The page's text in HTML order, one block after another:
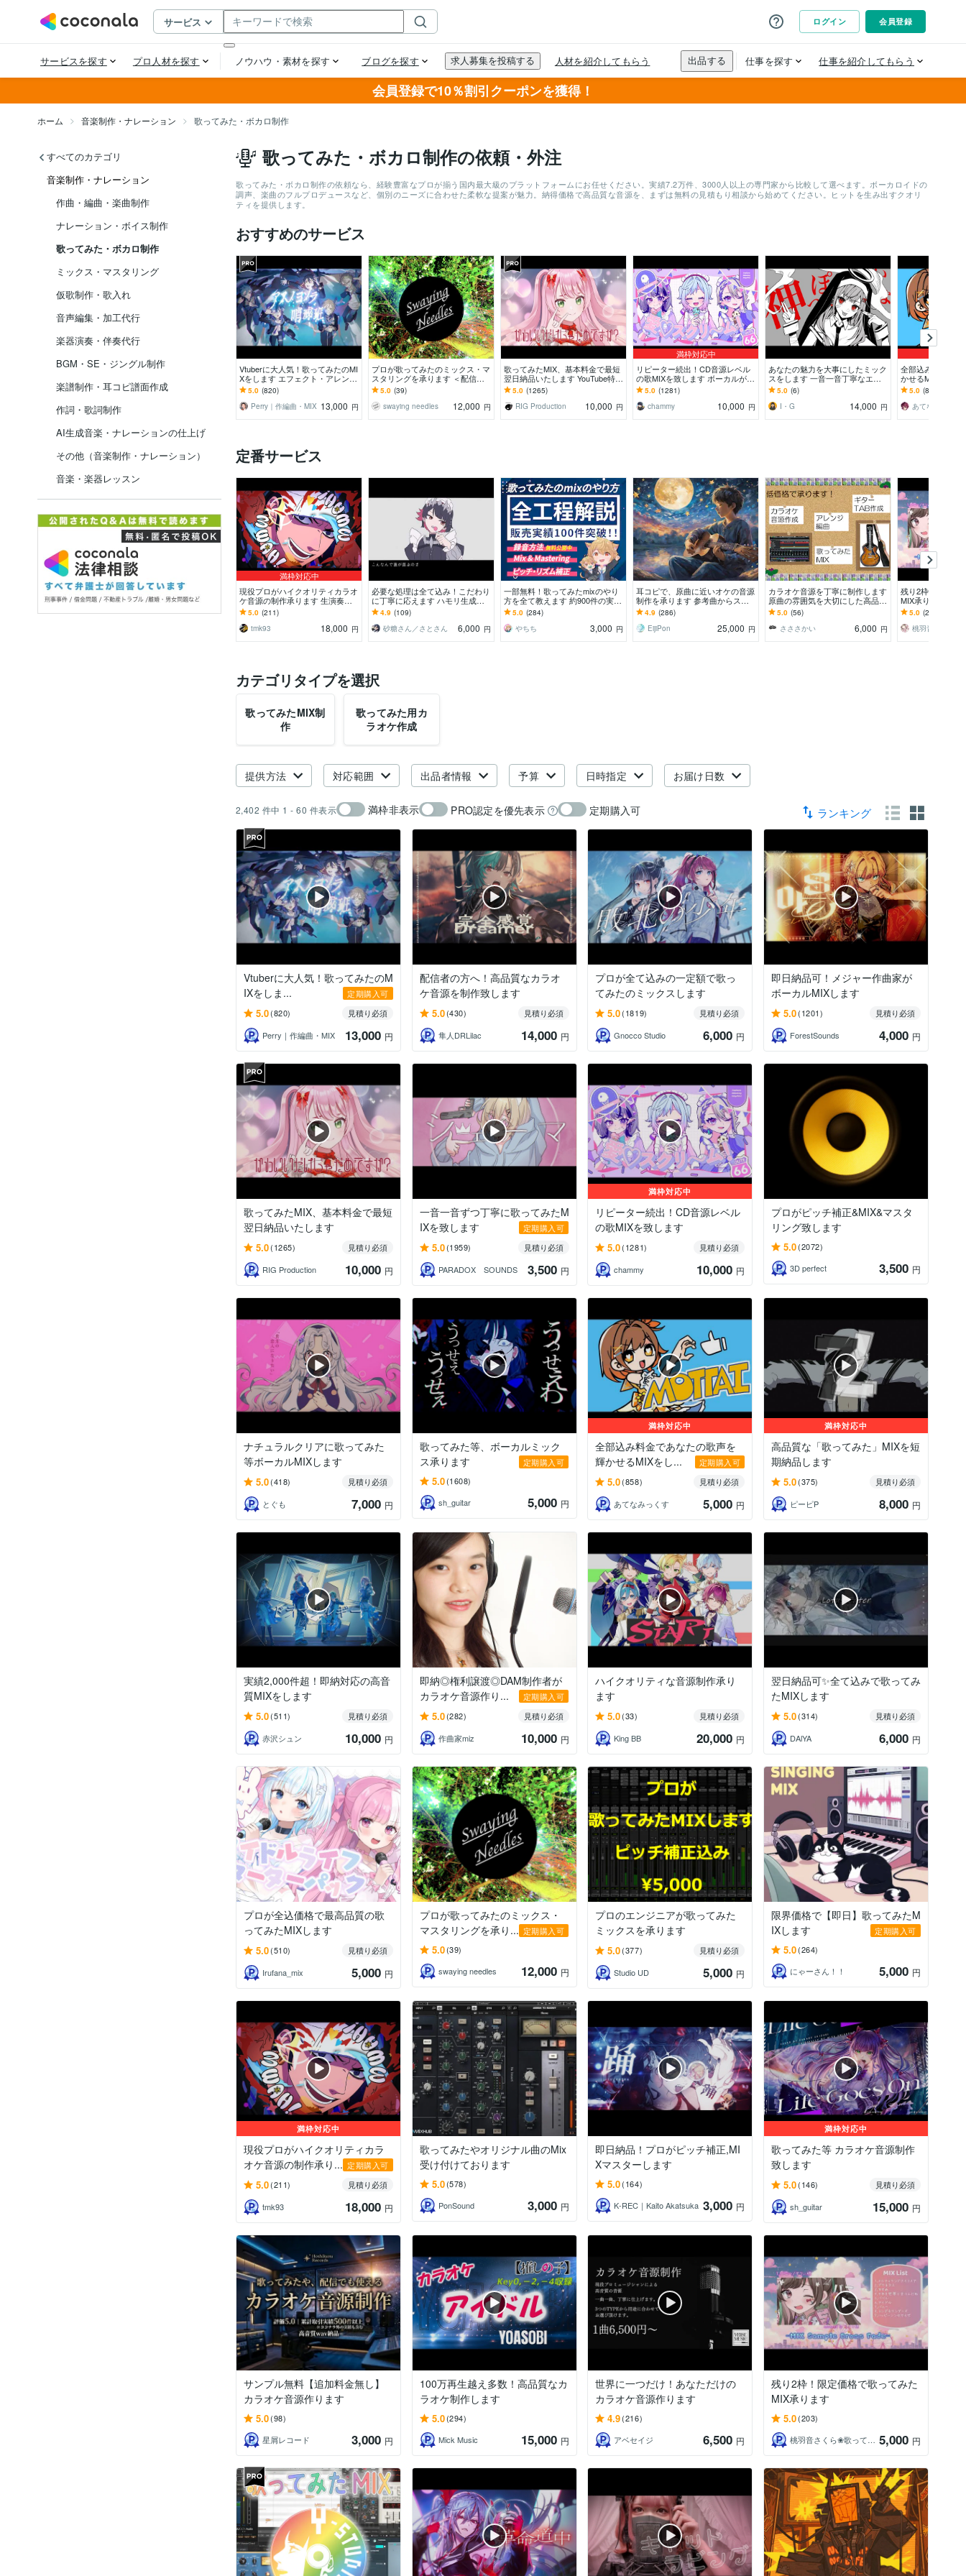
会員登録で10％割引クーポンを獲得！
ホーム 音楽制作・ナレーション 歌ってみた・ボカロ制作
すべてのカテゴリ
音楽制作・ナレーション
作曲・編曲・楽曲制作
ナレーション・ボイス制作
歌ってみた・ボカロ制作
ミックス・マスタリング
仮歌制作・歌入れ
音声編集・加工代行
楽器演奏・伴奏代行
BGM・SE・ジングル制作
楽譜制作・耳コピ譜面作成
作詞・歌詞制作
AI生成音楽・ナレーションの仕上げ
その他（音楽制作・ナレーション）
音楽・楽器レッスン
歌ってみた・ボカロ制作の依頼・外注
歌ってみた・ボカロ制作の依頼なら、経験豊富なプロが揃う国内最大級のプラットフォームにお任せください。実績7.2万件、3000人以上の専門家から比較して選べます。ボーカロイドの
調声、楽曲のフルプロデュースなど、個別のニーズに合わせた柔軟な提案が魅力。納得価格で高品質な音源を、まずは無料の見積もり相談から始めてください。ヒットを生み出すクオリ
ティを提供します。
おすすめのサービス
Vtuberに大人気！歌ってみたのMI
Xをします エフェクト・アレンジ
自由自在！初めての方でも丁寧に
サポート！
5.0 (820)
Perry｜作編曲・MIX 13,000 円
プロが歌ってみたのミックス・マ
スタリングを承ります ＜配信関
係トータル1000万回再生以上の
実績で仕上げます＞
5.0 (39)
swaying needles
12,000 円
歌ってみたMIX、基本料金で最短
翌日納品いたします YouTube特化
音質で高品質！スピード対応いた
します
5.0 (1265)
RIG Production
10,000 円
満枠対応中
リピーター続出！CD音源レベル
の歌MIXを致します ボーカルが際
立つプロの歌MIX。1,200件超の
確かな実績
5.0 (1281)
chammy
10,000 円
あなたの魅力を大事にしたミック
スをします 一音一音丁寧なエデ
ィット！歌ってみたはお任せくだ
さい！
5.0 (6)
I・G
14,000 円
全部込み料金で
かせるMIXをしま
ハモリ生成、マ
工程を含む料金で
5.0 (858)
あてなみっくす
定番サービス
満枠対応中
現役プロがハイクオリティカラオ
ケ音源の制作承ります 生演奏！
低価格高品質にてプロの作編曲家
が制作します！
5.0 (211)
tmk93
18,000 円
必要な処理は全て込み！こだわり
に丁寧に応えます ハモリ生成基
本費用内対応 ケロケロ等柔軟に
対応します
4.9 (109)
砂糖さん／さとさん
6,000 円
一部無料！歌ってみたmixのやり
方を全て教えます 約900件の実績
【500万再生超え・カテラン１
位・大手】
5.0 (284)
やちち
3,000 円
耳コピで、原曲に近いオケの音源
制作を承ります 参考曲からスピ
ーディにオケ制作をいたしま
す！！
4.9 (286)
EijiPon
25,000 円
カラオケ音源を丁寧に制作します
原曲の雰囲気を大切にした高品質
なカラオケ音源を制作します。
5.0 (56)
さささかい
6,000 円
残り2枠！限定価
MIX承ります 通
で世界観重視の
す！
5.0 (203)
カテゴリタイプを選択
歌ってみたMIX制
作
歌ってみた用カ
ラオケ作成
提供方法 対応範囲 出品者情報 予算 日時指定 お届け日数
2,402 件中 1 - 60 件表示 満枠非表示 PRO認定を優先表示 定期購入可 ランキング
Vtuberに大人気！歌ってみたのM
IXをしま...
定期購入可
5.0(820)
見積り必須
Perry｜作編曲・MIX
13,000 円
配信者の方へ！高品質なカラオ
ケ音源を制作致します
5.0(430)
見積り必須
隼人DRLilac
14,000 円
プロが全て込みの一定額で歌っ
てみたのミックスします
5.0(1819)
見積り必須
Gnocco Studio
6,000 円
即日納品可！メジャー作曲家が
ボーカルMIXします
5.0(1201)
見積り必須
ForestSounds
4,000 円
歌ってみたMIX、基本料金で最短
翌日納品いたします
5.0(1265)
見積り必須
RIG Production
10,000 円
一音一音ずつ丁寧に歌ってみたM
IXを致します
定期購入可
5.0(1959)
見積り必須
PARADOX SOUNDS
3,500 円
満枠対応中
リピーター続出！CD音源レベル
の歌MIXを致します
5.0(1281)
見積り必須
chammy
10,000 円
プロがピッチ補正&MIX&マスタ
リング致します
5.0(2072)
3D perfect
3,500 円
ナチュラルクリアに歌ってみた
等ボーカルMIXします
5.0(418)
見積り必須
とぐも
7,000 円
歌ってみた等、ボーカルミック
ス承ります
定期購入可
5.0(1608)
sh_guitar
5,000 円
満枠対応中
全部込み料金であなたの歌声を
輝かせるMIXをし...
定期購入可
5.0(858)
見積り必須
あてなみっくす
5,000 円
満枠対応中
高品質な「歌ってみた」MIXを短
期納品します
5.0(375)
見積り必須
ピーピP
8,000 円
実績2,000件超！即納対応の高音
質MIXをします
5.0(511)
見積り必須
赤沢シュン
10,000 円
即納◎権利譲渡◎DAM制作者が
カラオケ音源作り...
定期購入可
5.0(282)
見積り必須
作曲家miz
10,000 円
ハイクオリティな音源制作承り
ます
5.0(33)
見積り必須
King BB
20,000 円
翌日納品可✨全て込みで歌ってみ
たMIXします
5.0(314)
見積り必須
DAlYA
6,000 円
プロが全込価格で最高品質の歌
ってみたMIXします
5.0(510)
見積り必須
Irufana_mix
5,000 円
プロが歌ってみたのミックス・
マスタリングを承り... 定期購入可
5.0(39)
swaying needles
12,000 円
プロのエンジニアが歌ってみた
ミックスを承ります
5.0(377)
見積り必須
Studio UD
5,000 円
限界価格で【即日】歌ってみたM
IXします
定期購入可
5.0(264)
にゃーさん！！
5,000 円
満枠対応中
現役プロがハイクオリティカラ
オケ音源の制作承り... 定期購入可
5.0(211)
見積り必須
tmk93
18,000 円
歌ってみたやオリジナル曲のMix
受け付けております
5.0(578)
PonSound
3,000 円
即日納品！プロがピッチ補正,MI
Xマスターします
5.0(164)
K‐REC｜Kaito Akatsuka 3,000 円
満枠対応中
歌ってみた等 カラオケ音源制作
致します
5.0(146)
見積り必須
sh_guitar
15,000 円
サンプル無料【追加料金無し】
カラオケ音源作ります
5.0(98)
星屑レコード
3,000 円
100万再生越え多数！高品質なカ
ラオケ制作します
5.0(294)
Mick Music
15,000 円
世界に一つだけ！あなただけの
カラオケ音源作ります
4.9(216)
アベセイジ
6,500 円
残り2枠！限定価格で歌ってみた
MIX承ります
5.0(203)
桃羽音さくら❀歌ってみたMIX師
5,000 円